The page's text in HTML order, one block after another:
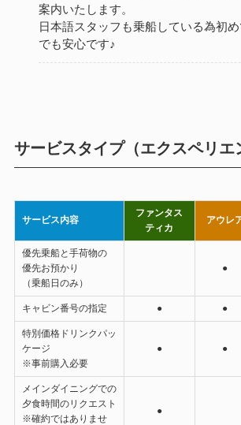
案内いたします。
日本語スタッフも乗船している為初
でも安心です♪
サービスタイプ（エクスペリエ
サービス内容
ファンタス
ティカ
アウレ
優先乗船と手荷物の
優先お預かり
（乗船日のみ）
●
キャビン番号の指定 ● ●
特別価格ドリンクパッ
ケージ
※事前購入必要
● ●
メインダイニングでの
夕食時間のリクエスト
※確約ではありませ
●